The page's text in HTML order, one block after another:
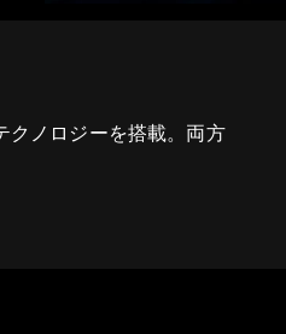
クノロジーを搭載。両方